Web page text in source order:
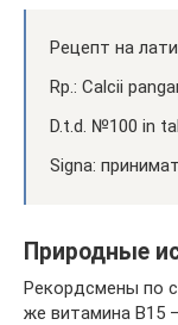
Рецепт на
Rp.: Calcii
D.t.d. №100 in
Signa:
Природные
Рекордсмены по
же витамина В15